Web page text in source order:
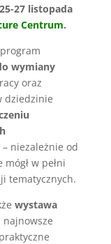
25-27 listopada
Centrum.
wymiany
oraz
dziedzinie
niezależnie od
w pełni
tematycznych.
wystawa
najnowsze